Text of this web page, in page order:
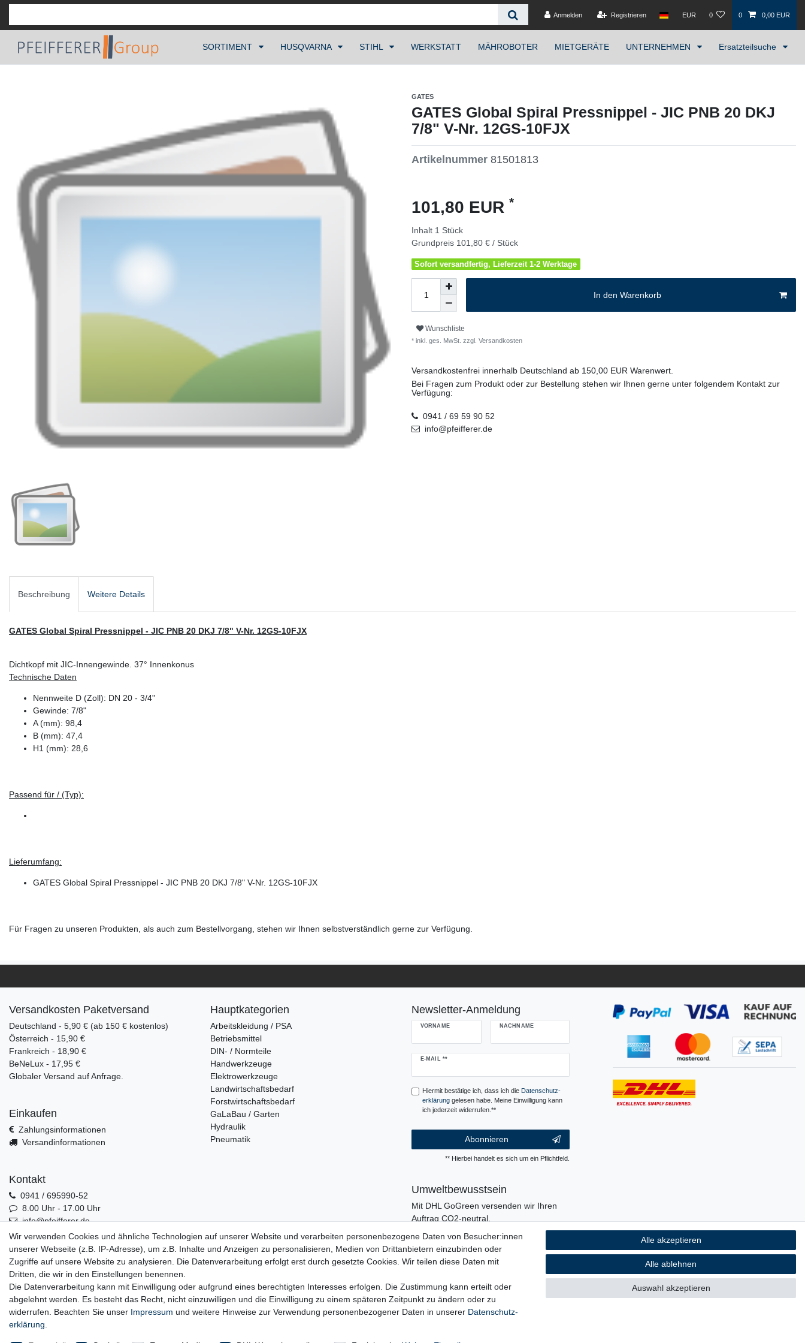
Anmelden Registrieren EUR 0 0 0,00 EUR
SORTIMENT HUSQVARNA STIHL WERKSTATT MÄHROBOTER MIETGERÄTE UNTERNEHMEN Ersatzteilsuche
GATES
GATES Global Spiral Pressnippel - JIC PNB 20 DKJ
7/8" V-Nr. 12GS-10FJX
Artikelnummer 81501813
101,80 EUR *
Inhalt 1 Stück
Grundpreis 101,80 € / Stück
Sofort versandfertig, Lieferzeit 1-2 Werktage
In den Warenkorb
Wunschliste
* inkl. ges. MwSt. zzgl. Versandkosten
Versandkostenfrei innerhalb Deutschland ab 150,00 EUR Warenwert.
Bei Fragen zum Produkt oder zur Bestellung stehen wir Ihnen gerne unter folgendem Kontakt zur
Verfügung:
0941 / 69 59 90 52
info@pfeifferer.de
Beschreibung Weitere Details
GATES Global Spiral Pressnippel - JIC PNB 20 DKJ 7/8" V-Nr. 12GS-10FJX
Dichtkopf mit JIC-Innengewinde. 37° Innenkonus
Technische Daten
Nennweite D (Zoll): DN 20 - 3/4"
Gewinde: 7/8"
A (mm): 98,4
B (mm): 47,4
H1 (mm): 28,6
Passend für / (Typ):
Lieferumfang:
GATES Global Spiral Pressnippel - JIC PNB 20 DKJ 7/8" V-Nr. 12GS-10FJX
Für Fragen zu unseren Produkten, als auch zum Bestellvorgang, stehen wir Ihnen selbstverständlich gerne zur Verfügung.
Versandkosten Paketversand
Deutschland - 5,90 € (ab 150 € kostenlos)
Österreich - 15,90 €
Frankreich - 18,90 €
BeNeLux - 17,95 €
Globaler Versand auf Anfrage.
Einkaufen
Zahlungsinformationen
Versandinformationen
Kontakt
0941 / 695990-52
8.00 Uhr - 17.00 Uhr
info@pfeifferer.de
Kontakt
0941 / 695990-52
Hauptkategorien
Arbeitskleidung / PSA
Betriebsmittel
DIN- / Normteile
Handwerkzeuge
Elektrowerkzeuge
Landwirtschaftsbedarf
Forstwirtschaftsbedarf
GaLaBau / Garten
Hydraulik
Pneumatik
Newsletter-Anmeldung
VORNAME NACHNAME
E-MAIL **
Newsletter
Hiermit bestätige ich, dass ich die Daten­schutz­
erklärunggelesen habe. Meine Einwilligung kann
ich jederzeit widerrufen.**
Abonnieren
** Hierbei handelt es sich um ein Pflichtfeld.
Umweltbewusstsein
Mit DHL GoGreen versenden wir Ihren
Auftrag CO2-neutral.
In unserer Logistik und in der Verpackung
den Einsatz von Kunststoffen und Plastik.
Wir verwenden Cookies und ähnliche Technologien auf unserer Website und verarbeiten personenbezogene Daten von Besucher:innen
unserer Webseite (z.B. IP-Adresse), um z.B. Inhalte und Anzeigen zu personalisieren, Medien von Drittanbietern einzubinden oder
Zugriffe auf unsere Website zu analysieren. Die Datenverarbeitung erfolgt erst durch gesetzte Cookies. Wir teilen diese Daten mit
Dritten, die wir in den Einstellungen benennen.
Die Datenverarbeitung kann mit Einwilligung oder aufgrund eines berechtigten Interesses erfolgen. Die Zustimmung kann erteilt oder
abgelehnt werden. Es besteht das Recht, nicht einzuwilligen und die Einwilligung zu einem späteren Zeitpunkt zu ändern oder zu
widerrufen. Beachten Sie unser Impressum und weitere Hinweise zur Verwendung personenbezogener Daten in unserer Daten­schutz­
erklärung
Alle akzeptieren
Alle ablehnen
Auswahl akzeptieren